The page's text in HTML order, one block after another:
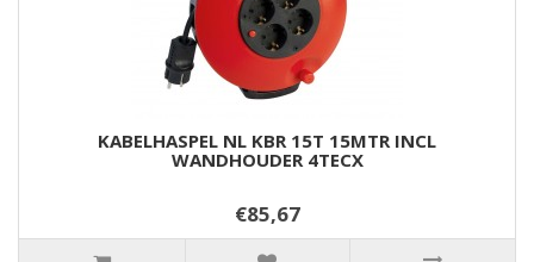
KABELHASPEL NL KBR 15T 15MTR INCL
WANDHOUDER 4TECX
€85,67